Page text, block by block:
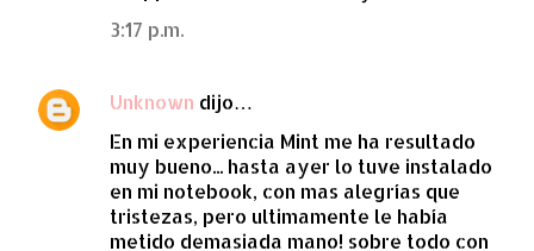
3:17 p.m.
Unknown dijo…
En mi experiencia Mint me ha resultado
muy bueno... hasta ayer lo tuve instalado
en mi notebook, con mas alegrías que
tristezas, pero ultimamente le había
metido demasiada mano! sobre todo con